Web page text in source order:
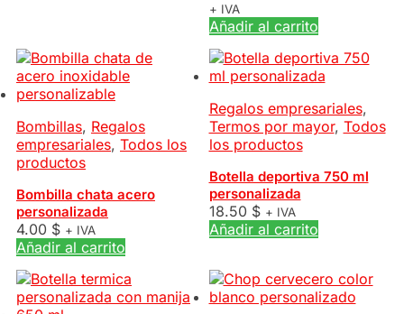
+ IVA
Añadir al carrito
Bombillas, Regalos
empresariales, Todos los
productos
Bombilla chata acero
personalizada
4.00 $ + IVA
Añadir al carrito
Regalos empresariales,
Termos por mayor, Todos
los productos
Botella deportiva 750 ml
personalizada
18.50 $ + IVA
Añadir al carrito